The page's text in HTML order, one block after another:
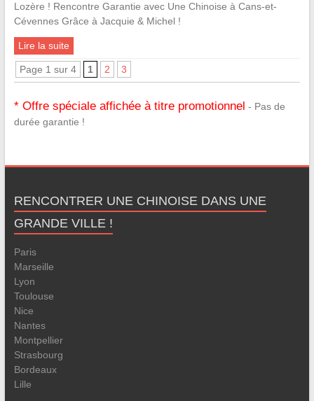
Lozère ! Rencontre Garantie avec Une Chinoise à Cans-et-
Cévennes Grâce à Jacquie & Michel !
Lire la suite
Page 1 sur 4 1 2 3
* Offre spéciale affichée à titre promotionnel - Pas de
durée garantie !
RENCONTRER UNE CHINOISE DANS UNE
GRANDE VILLE !
Paris
Marseille
Lyon
Toulouse
Nice
Nantes
Montpellier
Strasbourg
Bordeaux
Lille